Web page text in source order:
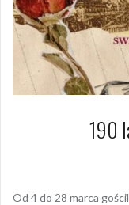
190
Od 4 do 28 marca